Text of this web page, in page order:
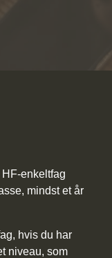
enkeltfag
mindst et år
hvis du har
niveau, som